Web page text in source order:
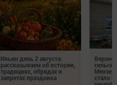
Ильин день 2 августа:
рассказываем об истории,
традициях, обрядах и
запретах праздника
стало